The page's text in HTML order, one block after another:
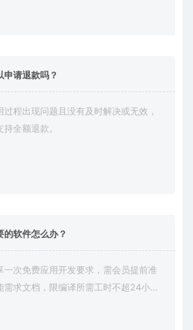
申请退款吗？
程出现问题且没有及时解决或无效，
全额退款。
的软件怎么办？
一次免费应用开发要求，需会员提前准
需求文档，限编译所需工时不超24小